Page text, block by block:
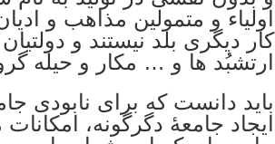
اولیاء و متمولین مذاهب و
کار دیگری بلد نیستند و
ارتشبُد ها و … مکار و حیله
باید دانست که برای نابودی
ایجاد جامعۀ دگرگونه،